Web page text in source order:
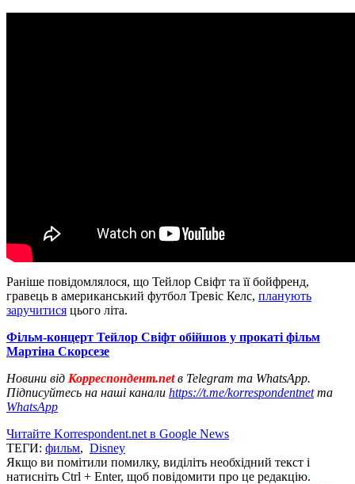
Раніше повідомлялося, що Тейлор Свіфт та її бойфренд,
гравець в американський футбол Тревіс Келс, планують
заручитися цього літа.
Фільм-концерт Тейлор Свіфт обійшов у прокаті фільм
Мартіна Скорсезе
Новини від Корреспондент.netв Telegram та WhatsApp.
Підписуйтесь на наші канали https://t.me/korrespondentnetта
WhatsApp
Читайте Korrespondent.net в Google News
ТЕГИ: фильм, Disney
Якщо ви помітили помилку, виділіть необхідний текст і
натисніть Ctrl + Enter, щоб повідомити про це редакцію.